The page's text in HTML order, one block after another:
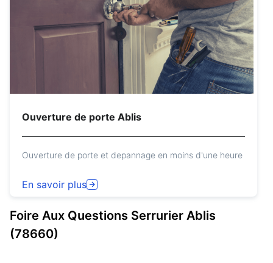
Ouverture de porte Ablis
Ouverture de porte et depannage en moins d'une heure
En savoir plus
Foire Aux Questions Serrurier Ablis
(78660)